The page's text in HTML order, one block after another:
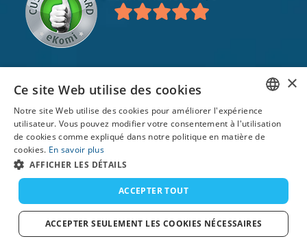
Service expand_more
Explorer expand_more
Support
© 2026 TomsCatch Charters & Guides S.L. Tous
droits réservés.
ENGLISH
FRENCH
SPANISH
×
Ce site Web utilise des cookies
Notre site Web utilise des cookies pour améliorer l'expérience
utilisateur. Vous pouvez modifier votre consentement à l'utilisation
de cookies comme expliqué dans notre politique en matière de
cookies. En savoir plus
AFFICHER LES DÉTAILS
ACCEPTER TOUT
ACCEPTER SEULEMENT LES COOKIES NÉCESSAIRES